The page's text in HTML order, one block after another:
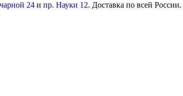
24 и пр. Науки 12. Доставка по всей России.